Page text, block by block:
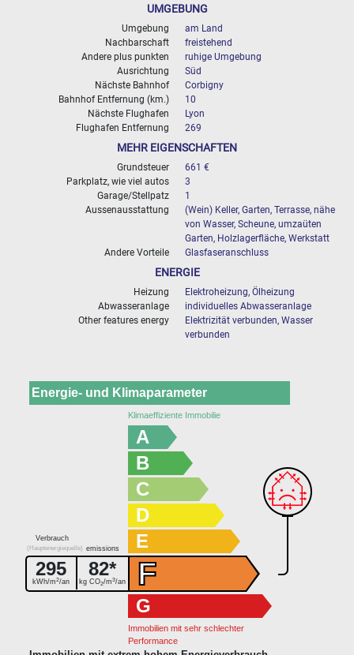
UMGEBUNG
Umgebung
am Land
Nachbarschaft
freistehend
Andere plus punkten
ruhige Umgebung
Ausrichtung
Süd
Nächste Bahnhof
Corbigny
Bahnhof Entfernung (km.)
10
Nächste Flughafen
Lyon
Flughafen Entfernung
269
MEHR EIGENSCHAFTEN
Grundsteuer
661 €
Parkplatz, wie viel autos
3
Garage/Stellpatz
1
Aussenausstattung
(Wein) Keller, Garten, Terrasse, nähe
von Wasser, Scheune, umzaüten
Garten, Holzlagerfläche, Werkstatt
Andere Vorteile
Glasfaseranschluss
ENERGIE
Heizung
Elektroheizung, Ölheizung
Abwasseranlage
individuelles Abwasseranlage
Other features energy
Elektrizität verbunden, Wasser
verbunden
Energie- und Klimaparameter
Klimaeffiziente Immobilie
A
B
C
D
E
F
Verbrauch
(Hauptenergiequelle) emissions
295
kWh/m2/an
82*
kg CO2/m3/an
G
Immobilien mit sehr schlechter
Performance